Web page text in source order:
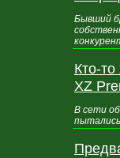
Бывший
Кто-
XZ
В сети